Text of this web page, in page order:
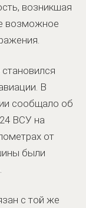
возникшая
возможное
В
сообщало об
ВСУ на
от
были
с той же